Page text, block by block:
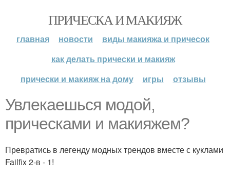
ПРИЧЕСКА И МАКИЯЖ
главная новости
виды макияжа и причесок
как делать прически и макияж
прически и макияж на дому
игры отзывы
Увлекаешься модой,
прическами и макияжем?
Превратись в легенду модных трендов вместе с куклами
Failfix 2-в - 1!